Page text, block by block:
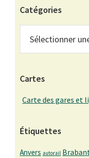
Catégories
Cartes
Carte des gares et
Étiquettes
Anvers autorail